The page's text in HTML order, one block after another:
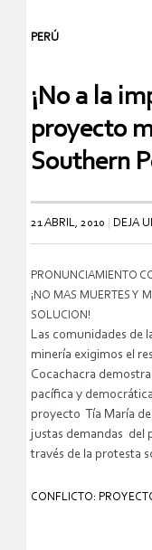
PERÚ
¡No a la
proyecto
Southern
21 ABRIL, 2010 DEJA
PRONUNCIAMIENTO
¡NO MAS MUERTES Y
SOLUCION!
Las comunidades de
minería exigimos el
Cocachacra
pacífica y
proyecto Tía María
justas demandas del
través de la protesta
CONFLICTO: